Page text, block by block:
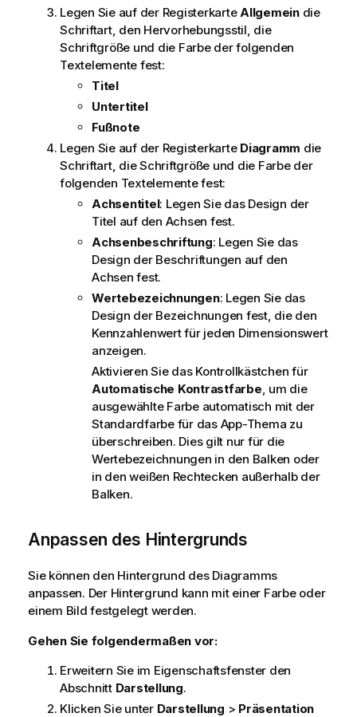
Legen Sie auf der RegisterkarteAllgemeindie
Schriftart, den Hervorhebungsstil, die
Schriftgröße und die Farbe der folgenden
Textelemente fest:
Titel
Untertitel
Fußnote
Legen Sie auf der Registerkarte Diagramm die
Schriftart, die Schriftgröße und die Farbe der
folgenden Textelemente fest:
Achsentitel: Legen Sie das Design der
Titel auf den Achsen fest.
Achsenbeschriftung: Legen Sie das
Design der Beschriftungen auf den
Achsen fest.
Wertebezeichnungen: Legen Sie das
Design der Bezeichnungen fest, die den
Kennzahlenwert für jeden Dimensionswert
anzeigen.
Aktivieren Sie das Kontrollkästchen für
Automatische Kontrastfarbe, um die
ausgewählte Farbe automatisch mit der
Standardfarbe für das App-Thema zu
überschreiben. Dies gilt nur für die
Wertebezeichnungen in den Balken oder
in den weißen Rechtecken außerhalb der
Balken.
Anpassen des Hintergrunds
Sie können den Hintergrund des Diagramms
anpassen. Der Hintergrund kann mit einer Farbe oder
einem Bild festgelegt werden.
Gehen Sie folgendermaßen vor:
Erweitern Sie im Eigenschaftsfenster den
Abschnitt Darstellung.
Klicken Sie unter Darstellung > Präsentation